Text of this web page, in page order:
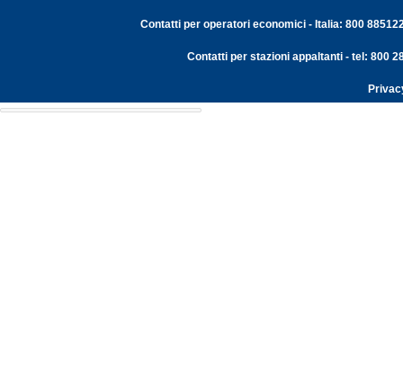
Contatti per operatori economici - Italia: 800
Contatti per stazioni appaltanti - tel: 800